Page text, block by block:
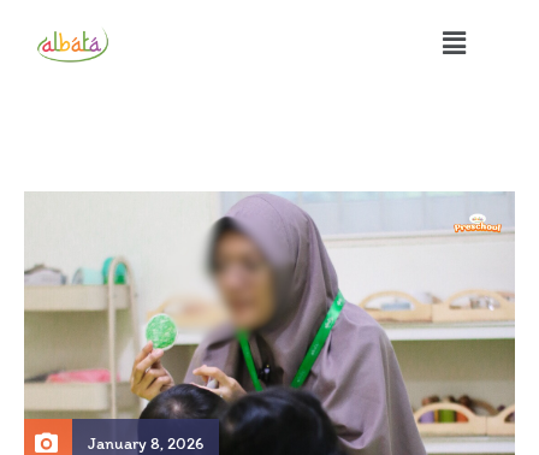
January 8, 2026